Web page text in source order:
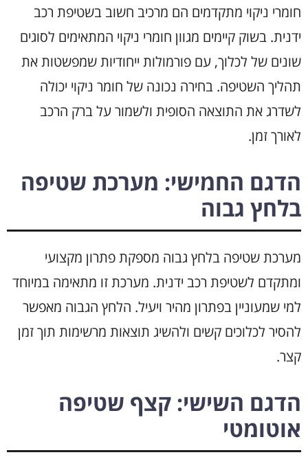
חומרי ניקוי מתקדמים הם מרכיב חשוב בשטיפת רכב
ידנית. בשוק קיימים מגוון חומרי ניקוי המתאימים לסוגים
שונים של לכלוך, עם פורמולות ייחודיות שמפשטות את
תהליך השטיפה. בחירה נכונה של חומר ניקוי יכולה
לשדרג את התוצאה הסופית ולשמור על ברק הרכב
לאורך זמן.
הדגם החמישי: מערכת שטיפה
בלחץ גבוה
מערכת שטיפה בלחץ גבוה מספקת פתרון מקצועי
ומתקדם לשטיפת רכב ידנית. מערכת זו מתאימה במיוחד
למי שמעוניין בפתרון מהיר ויעיל. הלחץ הגבוה מאפשר
להסיר לכלוכים קשים ולהשיג תוצאות מרשימות תוך זמן
קצר.
הדגם השישי: קצף שטיפה
אוטומטי